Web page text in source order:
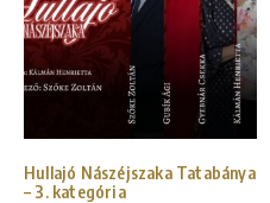
Hullajó Nászéjszaka Tatabánya
– 3. kategória